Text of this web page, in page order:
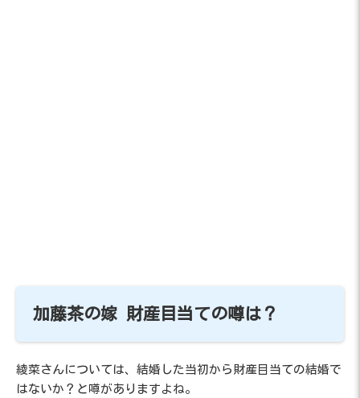
加藤茶の嫁 財産目当ての噂は？
綾菜さんについては、結婚した当初から財産目当ての結婚で
はないか？と噂がありますよね。